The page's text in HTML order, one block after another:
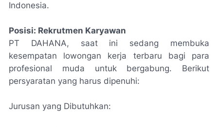
Indonesia.
Posisi: Rekrutmen Karyawan
PT DAHANA, saat ini sedang membuka
kesempatan lowongan kerja terbaru bagi para
profesional muda untuk bergabung. Berikut
persyaratan yang harus dipenuhi:
Jurusan yang Dibutuhkan: